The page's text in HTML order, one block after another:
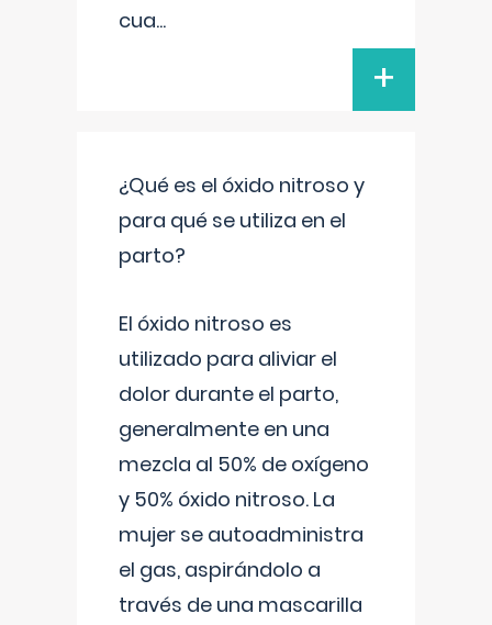
cua...
+
¿Qué es el óxido nitroso y
para qué se utiliza en el
parto?
El óxido nitroso es
utilizado para aliviar el
dolor durante el parto,
generalmente en una
mezcla al 50% de oxígeno
y 50% óxido nitroso. La
mujer se autoadministra
el gas, aspirándolo a
través de una mascarilla